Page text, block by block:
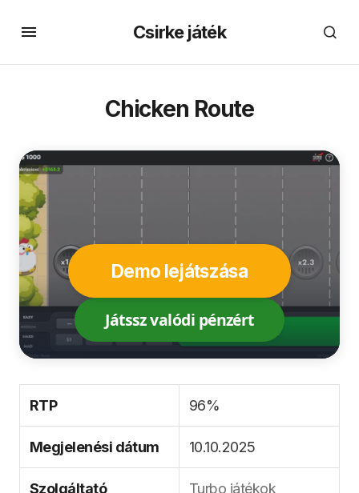
Csirke játék
Chicken Route
Demo lejátszása
Játssz valódi pénzért
RTP 96%
Megjelenési dátum 10.10.2025
Szolgáltató Turbo játékok